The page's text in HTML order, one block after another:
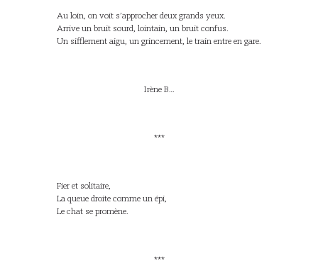
Au loin, on voit s’approcher deux grands yeux.
Arrive un bruit sourd, lointain, un bruit confus.
Un sifflement aigu, un grincement, le train entre en gare.
Irène B…
***
Fier et solitaire,
La queue droite comme un épi,
Le chat se promène.
***